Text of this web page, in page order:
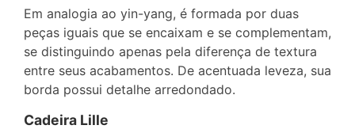
Em analogia ao yin-yang, é formada por duas
peças iguais que se encaixam e se complementam,
se distinguindo apenas pela diferença de textura
entre seus acabamentos. De acentuada leveza, sua
borda possui detalhe arredondado.
Cadeira Lille